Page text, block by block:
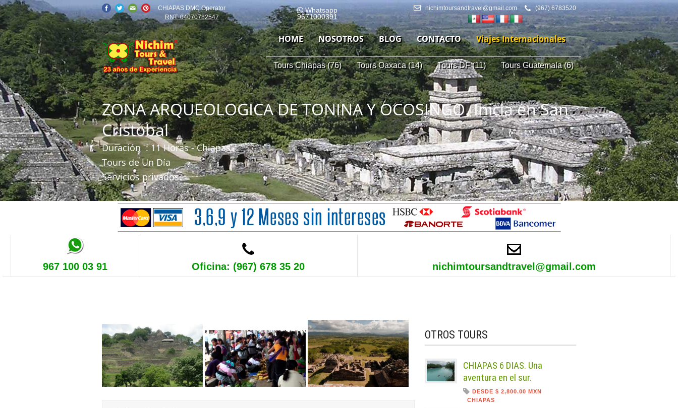
CHIAPAS DMC Operator
RNT: 04070782547
Whatsapp
9671000391
nichimtoursandtravel@gmail.com (967) 6783520
HOME NOSOTROS BLOG CONTACTO Viajes Internacionales
Tours Chiapas (76) Tours Oaxaca (14) Tours DF (11) Tours Guatemala (6)
ZONA ARQUEOLOGICA DE TONINA Y OCOSINGO. Inicia en San
Cristobal
Duración : 11 Horas - Chiapas
Tours de Un Día
Servicios privados.
967 100 03 91 Oficina: (967) 678 35 20 nichimtoursandtravel@gmail.com
OTROS TOURS
CHIAPAS 6 DIAS. Una
aventura en el sur.
DESDE $ 2,800.00 MXN
CHIAPAS